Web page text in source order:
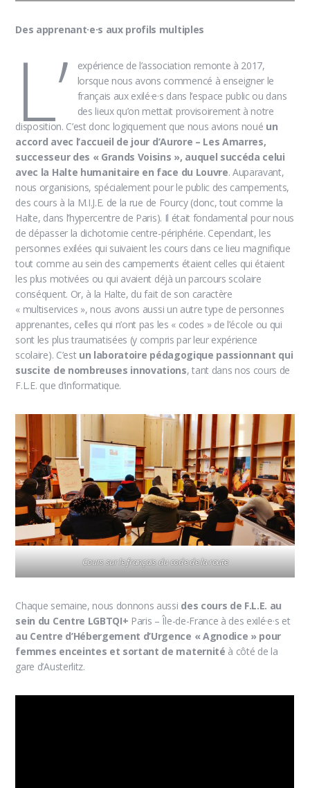
Des apprenant·e·s aux profils multiples
L’
expérience de l’association remonte à 2017,
lorsque nous avons commencé à enseigner le
français aux exilé·e·s dans l’espace public ou dans
des lieux qu’on mettait provisoirement à notre
disposition. C’est donc logiquement que nous avions noué un
accord avec l’accueil de jour d’Aurore – Les Amarres,
successeur des « Grands Voisins », auquel succéda celui
avec la Halte humanitaire en face du Louvre. Auparavant,
nous organisions, spécialement pour le public des campements,
des cours à la M.I.J.E. de la rue de Fourcy (donc, tout comme la
Halte, dans l’hypercentre de Paris). Il était fondamental pour nous
de dépasser la dichotomie centre-périphérie. Cependant, les
personnes exilées qui suivaient les cours dans ce lieu magnifique
tout comme au sein des campements étaient celles qui étaient
les plus motivées ou qui avaient déjà un parcours scolaire
conséquent. Or, à la Halte, du fait de son caractère
« multiservices », nous avons aussi un autre type de personnes
apprenantes, celles qui n’ont pas les « codes » de l’école ou qui
sont les plus traumatisées (y compris par leur expérience
scolaire). C’est un laboratoire pédagogique passionnant qui
suscite de nombreuses innovations, tant dans nos cours de
F.L.E. que d’informatique.
Cours sur le français du code de la route
Chaque semaine, nous donnons aussi des cours de F.L.E. au
sein du Centre LGBTQI+ Paris – Île-de-France à des exilé·e·s et
au Centre d’Hébergement d’Urgence « Agnodice » pour
femmes enceintes et sortant de maternité à côté de la
gare d’Austerlitz.